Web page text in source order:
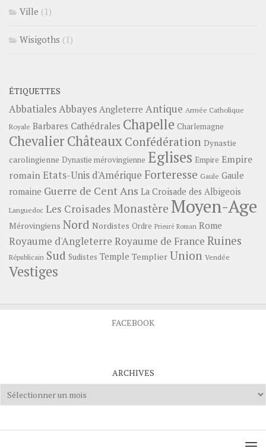
Ville (1)
Wisigoths (1)
ÉTIQUETTES
AbbatialesAbbayes Angleterre Antique Armée Catholique
Royale Barbares Cathédrales Chapelle Charlemagne
ChevalierChâteauxConfédération Dynastie
carolingienne Dynastie mérovingienne Eglises Empire Empire
romainEtats-Unis d'Amérique Forteresse Gaule Gaule
romaine Guerre de Cent Ans La Croisade des Albigeois
Languedoc Les Croisades Monastère Moyen-Age
Mérovingiens Nord Nordistes Ordre Prieuré Roman Rome
Royaume d'Angleterre Royaume de France Ruines
Républicain Sud Sudistes Temple Templier Union Vendée
Vestiges
FACEBOOK
ARCHIVES
Archives